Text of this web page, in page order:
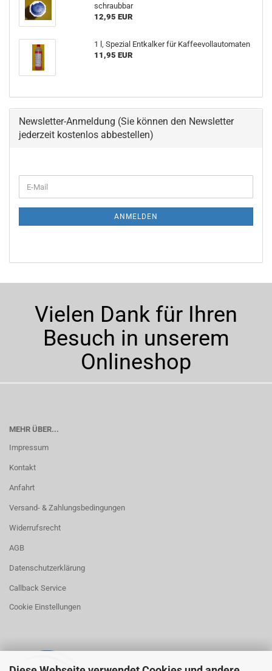
schraubbar
12,95 EUR
1 l, Spezial Entkalker für Kaffeevollautomaten
11,95 EUR
Newsletter-Anmeldung (Sie können den Newsletter
jederzeit kostenlos abbestellen)
ZUR
E-
Mail
ANMELDEN
Vielen Dank für Ihren
Besuch in unserem
Onlineshop
MEHR ÜBER...
Impressum
Kontakt
Anfahrt
Versand- & Zahlungsbedingungen
Widerrufsrecht
AGB
Datenschutzerklärung
Callback Service
Cookie Einstellungen